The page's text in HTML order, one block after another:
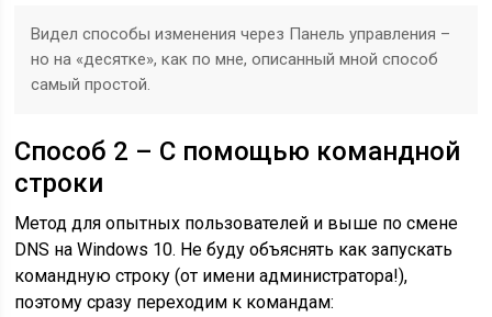
Видел способы изменения через Панель управления –
но на «десятке», как по мне, описанный мной способ
самый простой.
Способ 2 – С помощью командной
строки
Метод для опытных пользователей и выше по смене
DNS на Windows 10. Не буду объяснять как запускать
командную строку (от имени администратора!),
поэтому сразу переходим к командам: